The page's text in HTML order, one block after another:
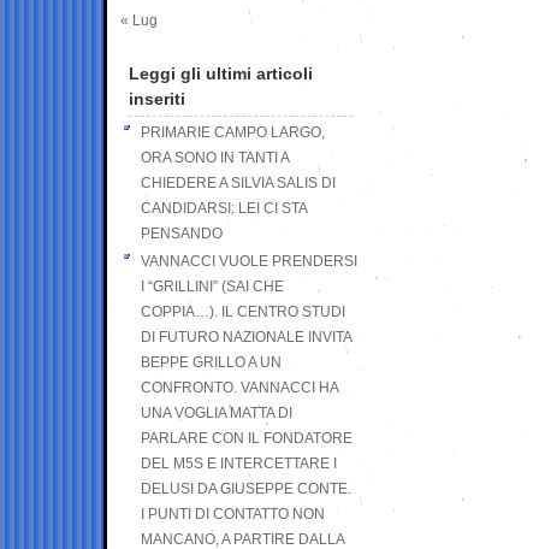
« Lug
Leggi gli ultimi articoli
inseriti
PRIMARIE CAMPO LARGO,
ORA SONO IN TANTI A
CHIEDERE A SILVIA SALIS DI
CANDIDARSI: LEI CI STA
PENSANDO
VANNACCI VUOLE PRENDERSI
I “GRILLINI” (SAI CHE
COPPIA…). IL CENTRO STUDI
DI FUTURO NAZIONALE INVITA
BEPPE GRILLO A UN
CONFRONTO. VANNACCI HA
UNA VOGLIA MATTA DI
PARLARE CON IL FONDATORE
DEL M5S E INTERCETTARE I
DELUSI DA GIUSEPPE CONTE.
I PUNTI DI CONTATTO NON
MANCANO, A PARTIRE DALLA